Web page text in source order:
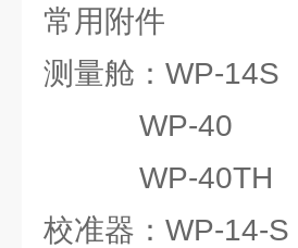
常用附件
测量舱：WP-14S
WP-40
WP-40TH
校准器：WP-14-S